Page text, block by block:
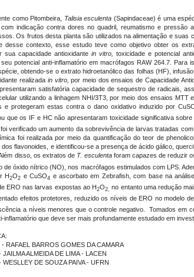
como Pitombeira, Talisia esculenta (Sapindaceae) é uma
indicação contra dores no quadril, reumatismo e
Os frutos desta planta são utilizados na alimentação e
desse contexto, esse estudo teve como objetivo obter os
sua capacidade antioxidante in vitro, toxicidade e potencial
potencial anti-inflamatório em macrófagos RAW 264.7.
obtendo-se o extrato hidroetanólico das folhas (HF),
realizada in vitro, por meio dos ensaios de Capacidade
satisfatória capacidade de sequestro de radicais,
utilizando a linhagem NHI/3T3, por meio dos ensaios
e protegeram estas contra o dano oxidativo induzido por
que os IF e HC não apresentaram toxicidade significativa
foi verificado um aumento da sobrevivência de larvas tratadas
foi realizada por meio da quantificação do teor de
flavonoides, e identificou-se a presença de ácido gálico,
disso, os extratos de T. esculentaforam capazes de reduzir
de óxido nítrico (NO), nos macrófagos estimulados com LPS.
H2O2 e CuSO4 e ascorbato em Zebrafish, com base na
ERO nas larvas expostas ao H2O2,no entanto uma redução
efeitos protetores, reduzido os níveis de ERO no modelo
a níveis menores que o controle negativo. Tomados em
inflamatório que deve ser mais profundamente estudado em
RAFAEL BARROS GOMES DA CAMARA
ALMEIDA DE LIMA - LACEN
DE SOUZA PAIVA - UFRN